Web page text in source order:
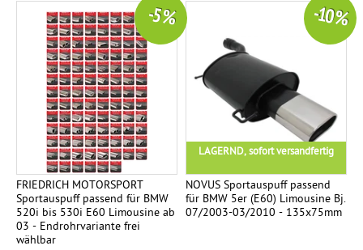
FRIEDRICH MOTORSPORT
Sportauspuff passend für BMW
520i bis 530i E60 Limousine ab
03 - Endrohrvariante frei
wählbar
-5 %
LAGERND, sofort versandfertig
NOVUS Sportauspuff passend
für BMW 5er (E60) Limousine Bj.
07/2003-03/2010 - 135x75mm
-10 %